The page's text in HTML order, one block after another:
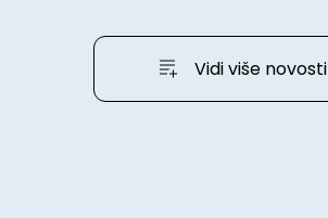
Vidi više novosti